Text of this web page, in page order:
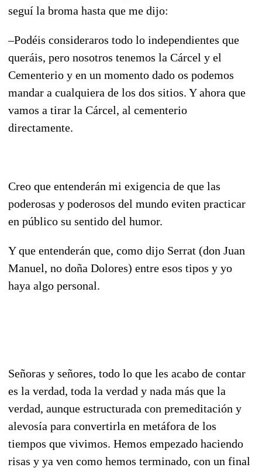
seguí la broma hasta que me dijo:
–Podéis consideraros todo lo independientes que
queráis, pero nosotros tenemos la Cárcel y el
Cementerio y en un momento dado os podemos
mandar a cualquiera de los dos sitios. Y ahora que
vamos a tirar la Cárcel, al cementerio
directamente.
Creo que entenderán mi exigencia de que las
poderosas y poderosos del mundo eviten practicar
en público su sentido del humor.
Y que entenderán que, como dijo Serrat (don Juan
Manuel, no doña Dolores) entre esos tipos y yo
haya algo personal.
Señoras y señores, todo lo que les acabo de contar
es la verdad, toda la verdad y nada más que la
verdad, aunque estructurada con premeditación y
alevosía para convertirla en metáfora de los
tiempos que vivimos. Hemos empezado haciendo
risas y ya ven como hemos terminado, con un final